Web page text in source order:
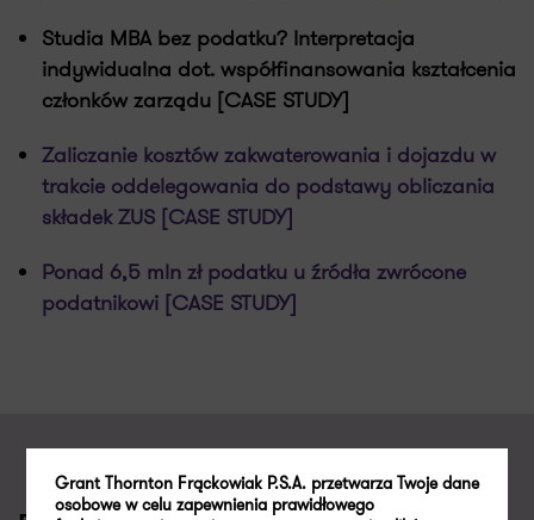
Studia MBA bez podatku? Interpretacja
indywidualna dot. współfinansowania kształcenia
członków zarządu [CASE STUDY]
Zaliczanie kosztów zakwaterowania i dojazdu w
trakcie oddelegowania do podstawy obliczania
składek ZUS [CASE STUDY]
Ponad 6,5 mln zł podatku u źródła zwrócone
podatnikowi [CASE STUDY]
Grant Thornton Frąckowiak P.S.A. przetwarza Twoje dane
osobowe w celu zapewnienia prawidłowego